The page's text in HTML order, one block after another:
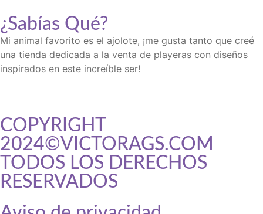
¿Sabías Qué?
Mi animal favorito es el ajolote, ¡me gusta tanto que creé
una tienda dedicada a la venta de playeras con diseños
inspirados en este increíble ser!
COPYRIGHT
2024©VICTORAGS.COM
TODOS LOS DERECHOS
RESERVADOS
replica